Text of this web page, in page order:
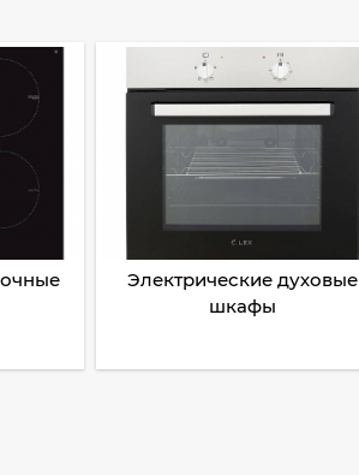
Электрические духовые
шкафы